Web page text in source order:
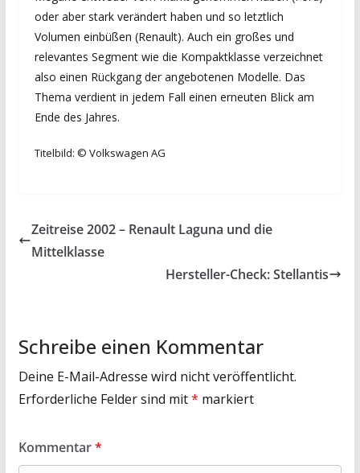
oder aber stark verändert haben und so letztlich
Volumen einbüßen (Renault). Auch ein großes und
relevantes Segment wie die Kompaktklasse verzeichnet
also einen Rückgang der angebotenen Modelle. Das
Thema verdient in jedem Fall einen erneuten Blick am
Ende des Jahres.
Titelbild: © Volkswagen AG
Zeitreise 2002 – Renault Laguna und die
Mittelklasse
Hersteller-Check: Stellantis
Schreibe einen Kommentar
Deine E-Mail-Adresse wird nicht veröffentlicht.
Erforderliche Felder sind mit* markiert
Kommentar*